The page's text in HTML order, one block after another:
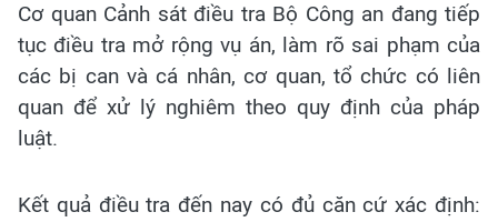
Cơ quan Cảnh sát điều tra Bộ Công an đang tiếp
tục điều tra mở rộng vụ án, làm rõ sai phạm của
các bị can và cá nhân, cơ quan, tổ chức có liên
quan để xử lý nghiêm theo quy định của pháp
luật.
Kết quả điều tra đến nay có đủ căn cứ xác định: